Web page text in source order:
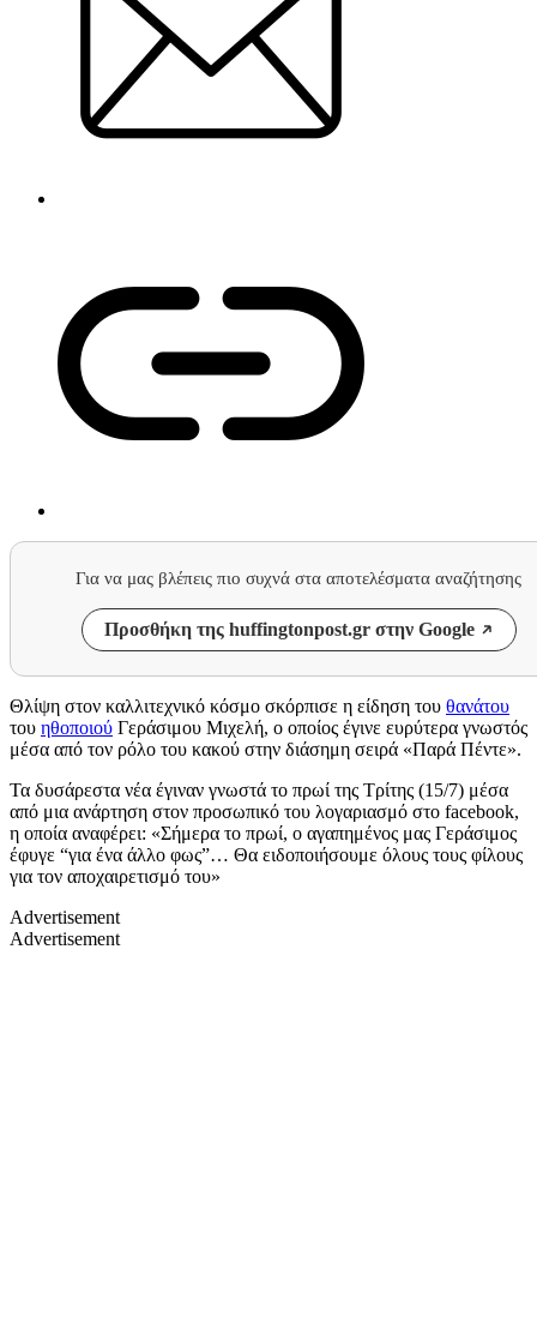
Για να μας βλέπεις πιο συχνά στα αποτελέσματα αναζήτησης
Προσθήκη της huffingtonpost.gr στην Google
Θλίψη στον καλλιτεχνικό κόσμο σκόρπισε η είδηση του θανάτου
του ηθοποιού Γεράσιμου Μιχελή, ο οποίος έγινε ευρύτερα γνωστός
μέσα από τον ρόλο του κακού στην διάσημη σειρά «Παρά Πέντε».
Τα δυσάρεστα νέα έγιναν γνωστά το πρωί της Τρίτης (15/7) μέσα
από μια ανάρτηση στον προσωπικό του λογαριασμό στο facebook,
η οποία αναφέρει: «Σήμερα το πρωί, ο αγαπημένος μας Γεράσιμος
έφυγε “για ένα άλλο φως”… Θα ειδοποιήσουμε όλους τους φίλους
για τον αποχαιρετισμό του»
Advertisement
Advertisement